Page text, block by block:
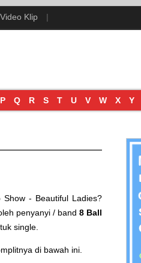
Video Klip |
P Q R S T U V W X Y
Show - Beautiful Ladies?
penyanyi / band 8 Ball
single.
di bawah ini.